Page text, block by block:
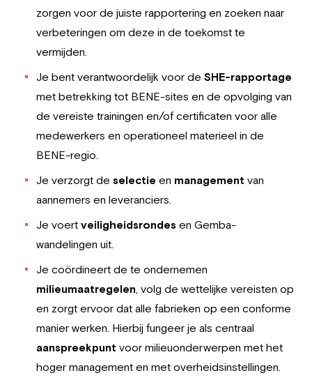
zorgen voor de juiste rapportering en zoeken naar
verbeteringen om deze in de toekomst te
vermijden.
Je bent verantwoordelijk voor de SHE-rapportage
met betrekking tot BENE-sites en de opvolging van
de vereiste trainingen en/of certificaten voor alle
medewerkers en operationeel materieel in de
BENE-regio.
Je verzorgt de selectie en management van
aannemers en leveranciers.
Je voert veiligheidsrondes en Gemba-
wandelingen uit.
Je coördineert de te ondernemen
milieumaatregelen, volg de wettelijke vereisten op
en zorgt ervoor dat alle fabrieken op een conforme
manier werken. Hierbij fungeer je als centraal
aanspreekpunt voor milieuonderwerpen met het
hoger management en met overheidsinstellingen.